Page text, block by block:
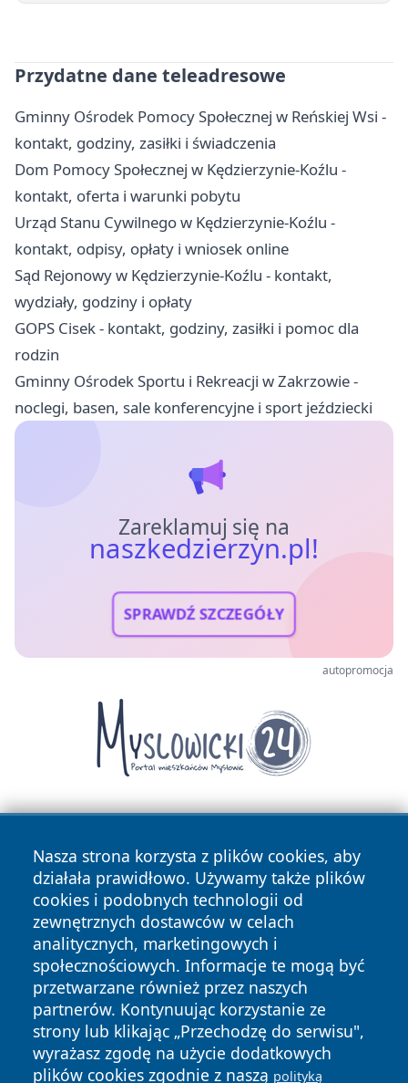
Przydatne dane teleadresowe
Gminny Ośrodek Pomocy Społecznej w Reńskiej Wsi -
kontakt, godziny, zasiłki i świadczenia
Dom Pomocy Społecznej w Kędzierzynie-Koźlu -
kontakt, oferta i warunki pobytu
Urząd Stanu Cywilnego w Kędzierzynie-Koźlu -
kontakt, odpisy, opłaty i wniosek online
Sąd Rejonowy w Kędzierzynie-Koźlu - kontakt,
wydziały, godziny i opłaty
GOPS Cisek - kontakt, godziny, zasiłki i pomoc dla
rodzin
Gminny Ośrodek Sportu i Rekreacji w Zakrzowie -
noclegi, basen, sale konferencyjne i sport jeździecki
Zareklamuj się na
naszkedzierzyn.pl!
SPRAWDŹ SZCZEGÓŁY
autopromocja
Nasza strona korzysta z plików cookies, aby
działała prawidłowo. Używamy także plików
cookies i podobnych technologii od
zewnętrznych dostawców w celach
analitycznych, marketingowych i
społecznościowych. Informacje te mogą być
przetwarzane również przez naszych
partnerów. Kontynuując korzystanie ze
strony lub klikając „Przechodzę do serwisu",
wyrażasz zgodę na użycie dodatkowych
plików cookies zgodnie z naszą polityką
Copyright © 2026 naszkedzierzyn.pl Wszystkie prawa
zastrzeżone.
News Autorzy
Polityka
Prywatności
Polityka
Cookies